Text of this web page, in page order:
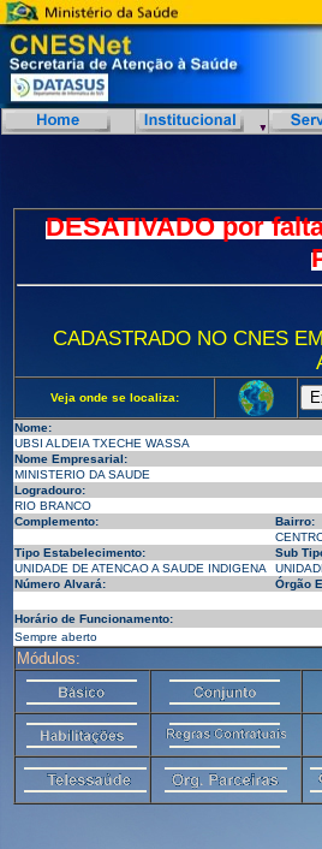
DESATIVADO por
CADASTRADO NO CNES
Veja onde se localiza:
Nome:
UBSI ALDEIA TXECHE WASSA
Nome Empresarial:
MINISTERIO DA SAUDE
Logradouro:
RIO BRANCO
Complemento:
Bairro:
Tipo Estabelecimento:
Sub
UNIDADE DE ATENCAO A SAUDE INDIGENA
Número Alvará:
Órgão
Horário de Funcionamento:
Sempre aberto
Módulos: